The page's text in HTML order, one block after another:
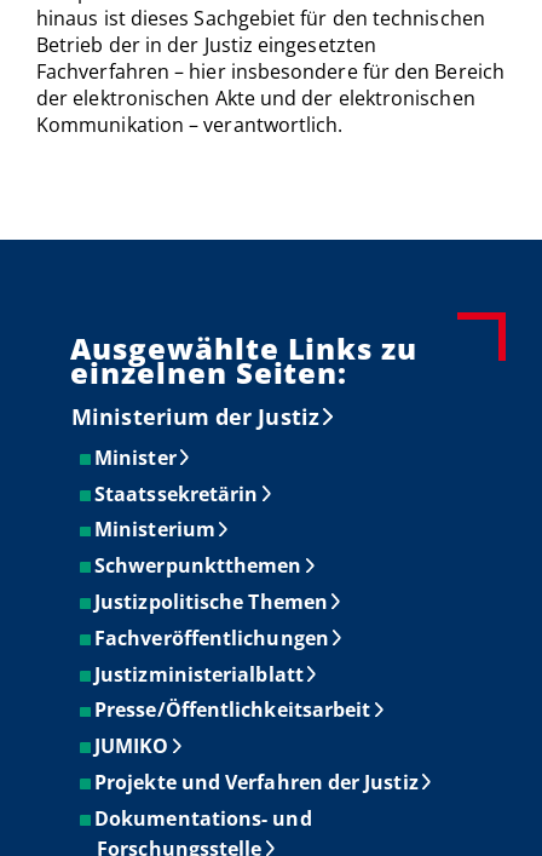
hinaus ist dieses Sachgebiet für den technischen
Betrieb der in der Justiz eingesetzten
Fachverfahren – hier insbesondere für den Bereich
der elektronischen Akte und der elektronischen
Kommunikation – verantwortlich.
Ausgewählte Links zu
einzelnen Seiten:
Ministerium der Justiz
Minister
Staatssekretärin
Ministerium
Schwerpunktthemen
Justizpolitische Themen
Fachveröffentlichungen
Justizministerialblatt
Presse/Öffentlichkeitsarbeit
JUMIKO
Projekte und Verfahren der Justiz
Dokumentations- und
Forschungsstelle